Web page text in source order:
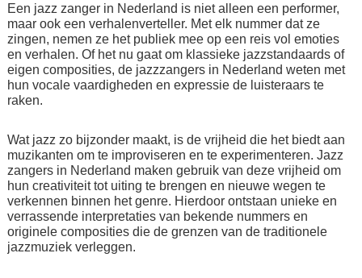
Een jazz zanger in Nederland is niet alleen een performer,
maar ook een verhalenverteller. Met elk nummer dat ze
zingen, nemen ze het publiek mee op een reis vol emoties
en verhalen. Of het nu gaat om klassieke jazzstandaards of
eigen composities, de jazzzangers in Nederland weten met
hun vocale vaardigheden en expressie de luisteraars te
raken.
Wat jazz zo bijzonder maakt, is de vrijheid die het biedt aan
muzikanten om te improviseren en te experimenteren. Jazz
zangers in Nederland maken gebruik van deze vrijheid om
hun creativiteit tot uiting te brengen en nieuwe wegen te
verkennen binnen het genre. Hierdoor ontstaan unieke en
verrassende interpretaties van bekende nummers en
originele composities die de grenzen van de traditionele
jazzmuziek verleggen.